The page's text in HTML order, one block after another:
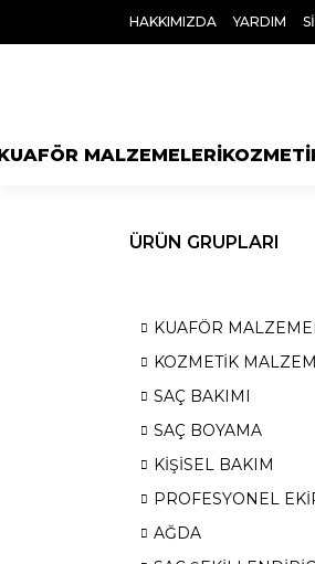
HAKKIMIZDA YARDIM
MALZEMELERİ
ÜRÜN GRUPLARI
KUAFÖR
KOZMETİK
SAÇ BAKIMI
SAÇ BOYAMA
KİŞİSEL BAKIM
PROFESYONEL
AĞDA